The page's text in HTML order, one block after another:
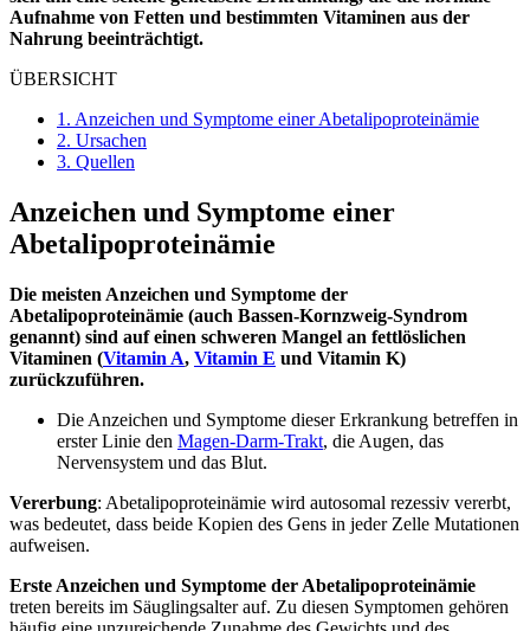
Aufnahme von Fetten und bestimmten Vitaminen aus der
Nahrung beeinträchtigt.
ÜBERSICHT
1. Anzeichen und Symptome einer Abetalipoproteinämie
2. Ursachen
3. Quellen
Anzeichen und Symptome einer
Abetalipoproteinämie
Die meisten Anzeichen und Symptome der
Abetalipoproteinämie (auch Bassen-Kornzweig-Syndrom
genannt) sind auf einen schweren Mangel an fettlöslichen
Vitaminen (Vitamin A, Vitamin E und Vitamin K)
zurückzuführen.
Die Anzeichen und Symptome dieser Erkrankung betreffen in
erster Linie den Magen-Darm-Trakt, die Augen, das
Nervensystem und das Blut.
Vererbung: Abetalipoproteinämie wird autosomal rezessiv vererbt,
was bedeutet, dass beide Kopien des Gens in jeder Zelle Mutationen
aufweisen.
Erste Anzeichen und Symptome der Abetalipoproteinämie
treten bereits im Säuglingsalter auf. Zu diesen Symptomen gehören